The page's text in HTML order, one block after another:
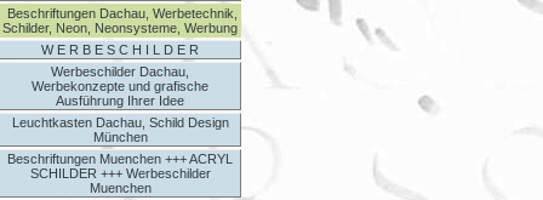
Beschriftungen Dachau, Werbetechnik,
Schilder, Neon, Neonsysteme, Werbung
W E R B E S C H I L D E R
Werbeschilder Dachau,
Werbekonzepte und grafische
Ausführung Ihrer Idee
Leuchtkasten Dachau, Schild Design
München
Beschriftungen Muenchen +++ ACRYL
SCHILDER +++ Werbeschilder
Muenchen